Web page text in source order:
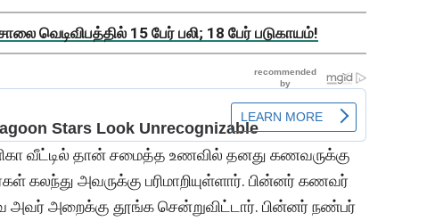
வெடிவிபத்தில் 15 பேர் பலி; 18 பேர் படுகாயம்!
வீட்டில் தான் சமைத்த உணவில் தனது கணவருக்கு
கலந்து அவருக்கு பரிமாறியுள்ளார். பின்னர் கணவர்
அவர் அறைக்கு தூங்க சென்றுவிட்டார். பின்னர் நண்பர்